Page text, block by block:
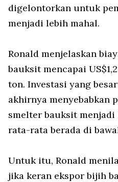
digelontorkan untuk
menjadi lebih mahal.
Ronald menjelaskan
bauksit mencapai
ton. Investasi yang
akhirnya menyebabkan
smelter bauksit
rata-rata berada di
Untuk itu, Ronald
jika keran ekspor bijih